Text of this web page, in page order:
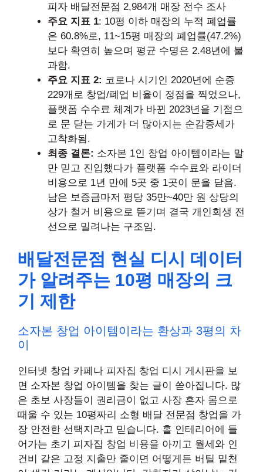
피자 배달전문점 2,984개 매장 전수 조사
주요 지표 1: 10평 이하 매장의 누적 폐업률
은 60.8%로, 11~15평 매장의 폐업률(47.2%)
보다 확연히 높으며 평균 수명은 2.48년에 불
과함.
주요 지표 2: 코로나 시기인 2020년에 순증
229개로 창업/폐업 비율이 정점을 찍었으나,
플랫폼 수수료 체계가 바뀐 2023년을 기점으
로 문 닫는 가게가 더 많아지는 순감증세가
고착화됨.
최종 결론: 소자본 1인 창업 아이템이라는 말
만 믿고 진입했다가 플랫폼 수수료와 라이더
비용으로 1년 만에 5곳 중 1곳이 문을 닫음.
남은 보증금마저 평당 35만~40만 원 상당의
상가 철거 비용으로 뜯기며 결국 개인회생 전
선으로 밀려나는 구조임.
배달전문점 현실 디시 데이터
가 알려주는 10평 매장의 크
기 제한
소자본 창업 아이템이라는 환상과 3평의 차
이
인터넷 창업 카페나 피자집 창업 디시 게시판을 보
면 소자본 창업 아이템을 찾는 글이 쏟아집니다. 많
은 초보 사장들이 권리금이 없고 사장 혼자 몸으로
때울 수 있는 10평짜리 소형 배달 전문점 창업을 가
장 안전한 선택지라고 믿습니다. 홀 인테리어에 들
어가는 초기 피자집 창업 비용을 아끼고 월세와 인
건비 같은 고정 지출만 줄이면 어떻게든 버틸 밑천